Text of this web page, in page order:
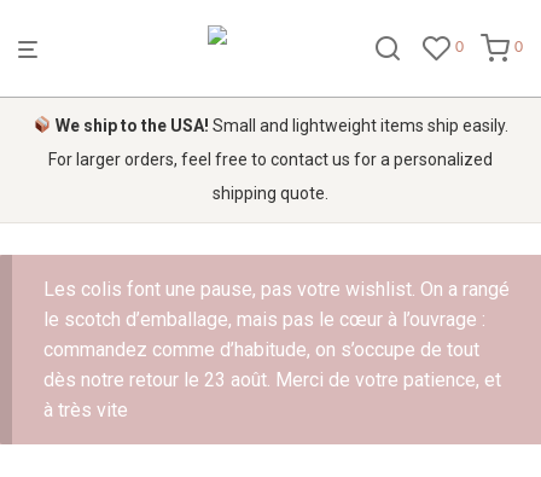
0 0
We ship to the USA! Small and lightweight items ship easily.
For larger orders, feel free to contact us for a personalized
shipping quote.
Les colis font une pause, pas votre wishlist. On a rangé
le scotch d’emballage, mais pas le cœur à l’ouvrage :
commandez comme d’habitude, on s’occupe de tout
dès notre retour le 23 août. Merci de votre patience, et
à très vite